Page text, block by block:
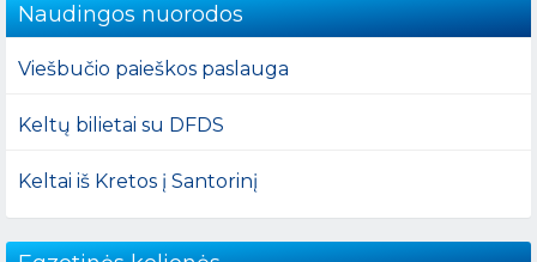
Naudingos nuorodos
Viešbučio paieškos paslauga
Keltų bilietai su DFDS
Keltai iš Kretos į Santorinį